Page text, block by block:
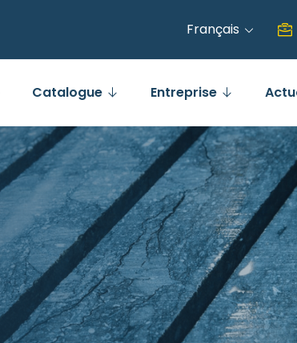
Français
Catalogue Entreprise